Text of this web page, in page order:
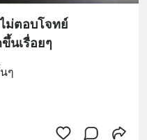
ม่ตอบโจทย์
นเรื่อยๆ
ๆ